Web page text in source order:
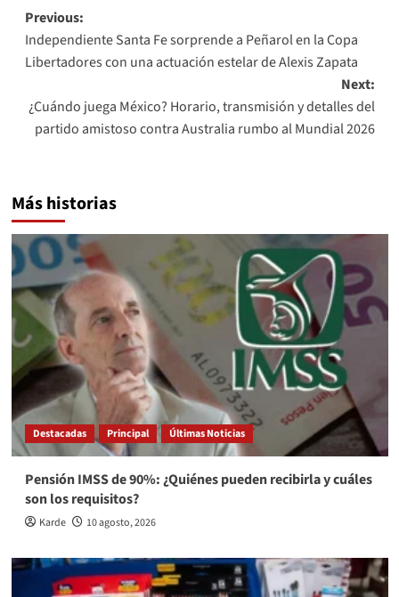
Post
navigation
Previous:
Independiente Santa Fe sorprende a Peñarol en la Copa
Libertadores con una actuación estelar de Alexis Zapata
Next:
¿Cuándo juega México? Horario, transmisión y detalles del
partido amistoso contra Australia rumbo al Mundial 2026
Más historias
Destacadas Principal Últimas Noticias
Pensión IMSS de 90%: ¿Quiénes pueden recibirla y cuáles
son los requisitos?
Karde 10 agosto, 2026